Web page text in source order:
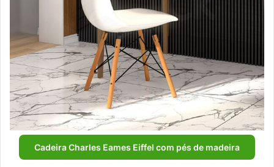
Cadeira Charles Eames Eiffel com pés de madeira